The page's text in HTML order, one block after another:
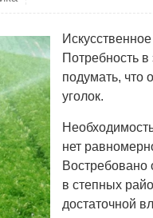
Потребность
подумать, что
уголок.
нет
Востребовано
в степных
достаточной